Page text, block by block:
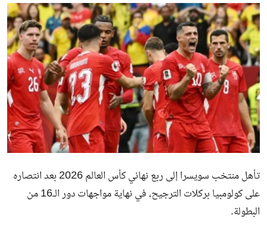
تأهل منتخب سويسرا إلى ربع نهائي كأس العالم 2026 بعد انتصاره
على كولومبيا بركلات الترجيح، في نهاية مواجهات دور الـ16 من
البطولة.